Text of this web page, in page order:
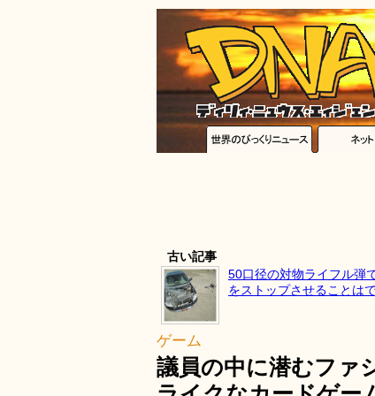
古い記事
50口径の対物ライフル弾
をストップさせることは
ゲーム
議員の中に潜むファ